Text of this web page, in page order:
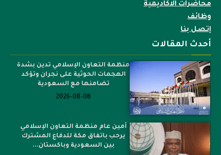
محاضرات الاكاديمية
وظائف
إتصل بنا
أحدث المقالات
منظمة التعاون الإسلامي تدين بشدة
الهجمات الحوثية على نجران وتؤكد
تضامنها مع السعودية
2026-08-08
أمين عام منظمة التعاون الإسلامي
يرحب باتفاق مكة للدفاع المشترك
بين السعودية وباكستان...